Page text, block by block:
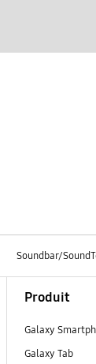
Soundbar/
Produit
Galaxy
Galaxy Tab